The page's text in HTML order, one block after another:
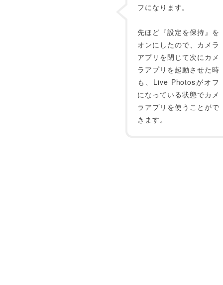
フになります。
先ほど『設定を保持』を
オンにしたので、カメラ
アプリを閉じて次にカメ
ラアプリを起動させた時
も、Live Photosがオフ
になっている状態でカメ
ラアプリを使うことがで
きます。